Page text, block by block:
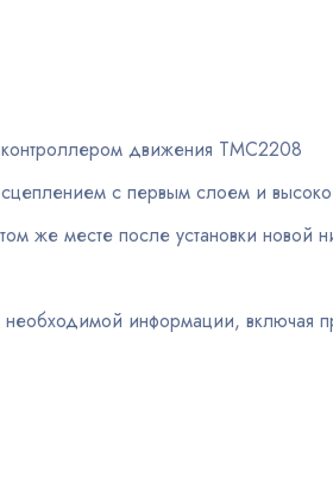
движения TMC2208
с первым слоем и
же месте после установки новой
информации, включая